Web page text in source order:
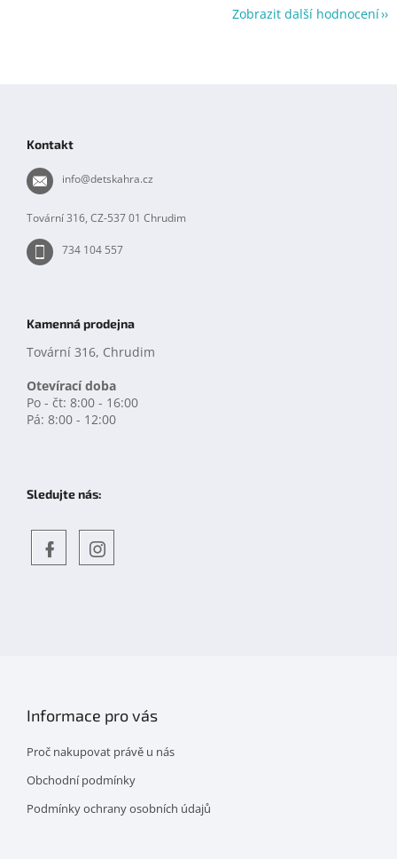
Zobrazit další hodnocení
Kontakt
info@detskahra.cz
Tovární 316, CZ-537 01 Chrudim
734 104 557
Kamenná prodejna
Tovární 316, Chrudim
Otevírací doba
Po - čt: 8:00 - 16:00
Pá: 8:00 - 12:00
Sledujte nás:
Informace pro vás
Proč nakupovat právě u nás
Obchodní podmínky
Podmínky ochrany osobních údajů